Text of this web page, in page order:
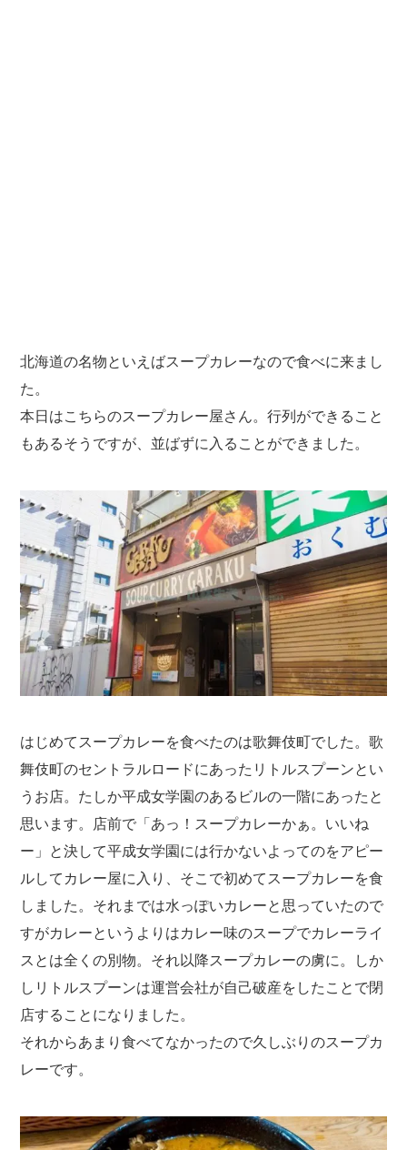
北海道の名物といえばスープカレーなので食べに来まし
た。
本日はこちらのスープカレー屋さん。行列ができること
もあるそうですが、並ばずに入ることができました。
はじめてスープカレーを食べたのは歌舞伎町でした。歌
舞伎町のセントラルロードにあったリトルスプーンとい
うお店。たしか平成女学園のあるビルの一階にあったと
思います。店前で「あっ！スープカレーかぁ。いいね
ー」と決して平成女学園には行かないよってのをアピー
ルしてカレー屋に入り、そこで初めてスープカレーを食
しました。それまでは水っぽいカレーと思っていたので
すがカレーというよりはカレー味のスープでカレーライ
スとは全くの別物。それ以降スープカレーの虜に。しか
しリトルスプーンは運営会社が自己破産をしたことで閉
店することになりました。
それからあまり食べてなかったので久しぶりのスープカ
レーです。